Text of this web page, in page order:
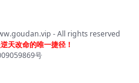
- All rights reserved
天改命的唯一捷径！
号